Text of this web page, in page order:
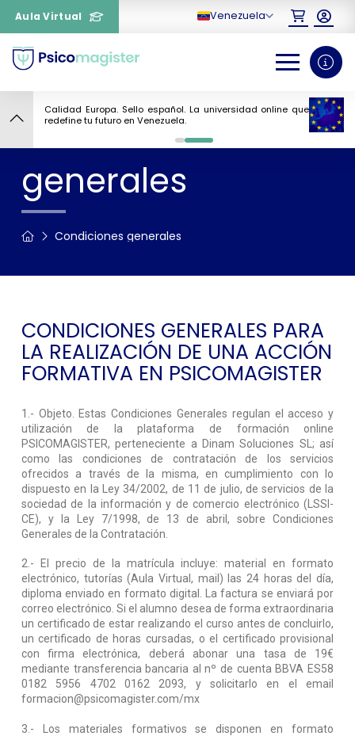
Aula Virtual Venezuela
Calidad Europa. Sello español. La universidad online que
redefine tu futuro en Venezuela.
0 1
Condiciones
generales
Condiciones generales
CONDICIONES GENERALES PARA
LA REALIZACIÓN DE UNA ACCIÓN
FORMATIVA EN PSICOMAGISTER
1.- Objeto. Estas Condiciones Generales regulan el acceso y
utilización de la plataforma de formación online
PSICOMAGISTER, perteneciente a Dinam Soluciones SL; así
como las condiciones de contratación de los servicios
ofrecidos a través de la misma, en cumplimiento con lo
dispuesto en la Ley 34/2002, de 11 de julio, de servicios de la
sociedad de la información y de comercio electrónico (LSSI-
CE), y la Ley 7/1998, de 13 de abril, sobre Condiciones
Generales de la Contratación.
2.- El precio de la matrícula incluye: material en formato
electrónico, tutorías (Aula Virtual, mail) las 24 horas del día,
diploma enviado en formato digital. La factura se enviará por
correo electrónico. Si el alumno desea de forma extraordinaria
un certificado de estar realizando el curso antes de concluirlo,
un certificado de horas cursadas, o el certificado provisional
con firma electrónica, deberá abonar una tasa de 19€
mediante transferencia bancaria al nº de cuenta BBVA ES58
0182 5956 4702 0162 2093, y solicitarlo en el email
formacion@psicomagister.com/mx
3.- Los materiales formativos se disponen en formato
¿Necesitas más información
sobre un curso?